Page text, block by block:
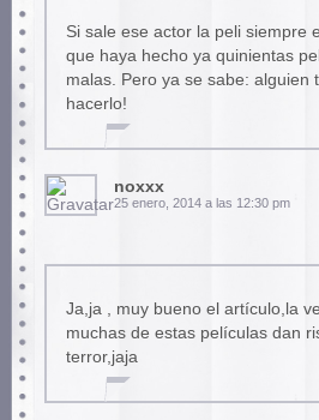
Si sale ese actor la peli siempre
que haya hecho ya quinientas
malas. Pero ya se sabe: alguien
hacerlo!
noxxx
25 enero, 2014 a las 12:30 pm
Ja,ja , muy bueno el artículo,la
muchas de estas películas dan
terror,jaja